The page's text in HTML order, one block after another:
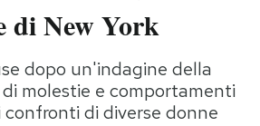
Storie/Idee
Media
Europa
di New York
dopo un'indagine della
molestie e comportamenti
di diverse donne